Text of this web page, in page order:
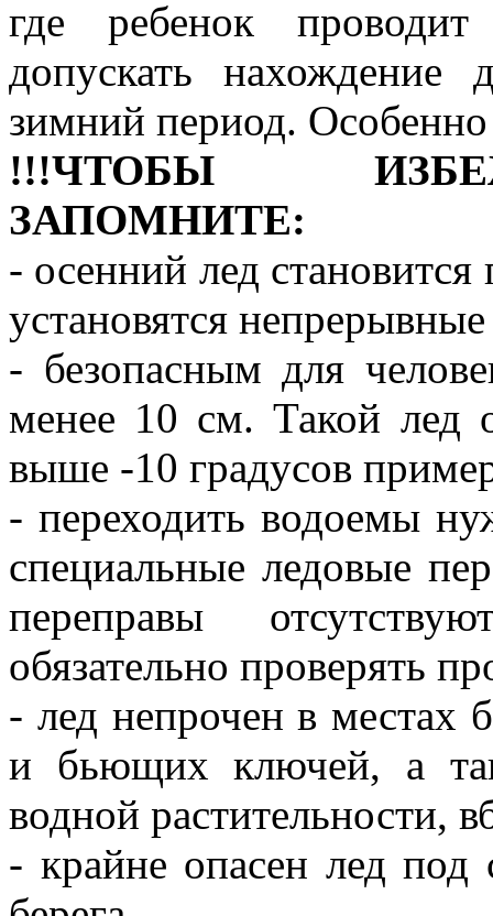
где ребенок
допускать
зимний период.
!!!ЧТОБЫ
ЗАПОМНИТЕ:
- осенний лед
установятся
- безопасным для
менее 10 см. Такой лед
выше -10 градусов
- переходить водоемы
специальные ледовые
переправы
обязательно проверять
- лед непрочен в местах
и бьющих ключей, а
водной растительности,
- крайне опасен лед